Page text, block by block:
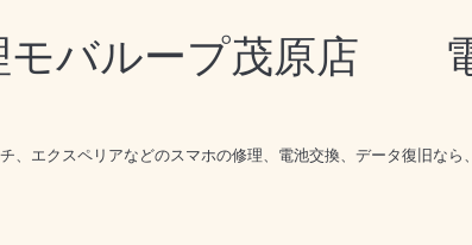
モバループ茂原店
、エクスペリアなどのスマホの修理、電池交換、データ復旧なら